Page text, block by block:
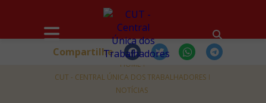
HOME
CUT - CENTRAL ÚNICA DOS TRABALHADORES
NOTÍCIAS
Compartilhe